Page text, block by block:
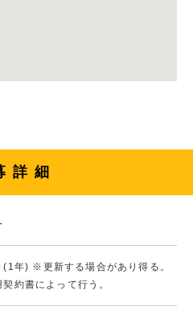
詳細
(1年) ※更新する場合があり得る。
約書によって行う。